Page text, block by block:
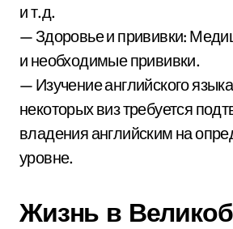
и т.д.
— Здоровье и прививки:
и необходимые прививки.
— Изучение английского
некоторых виз требуется
владения английским на
уровне.
Жизнь в